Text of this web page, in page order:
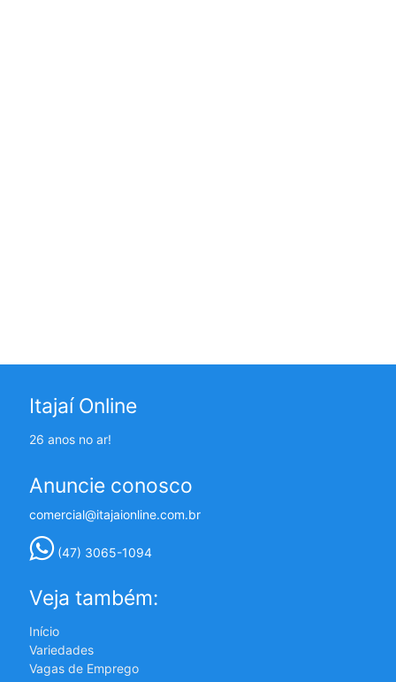
Itajaí Online
26 anos no ar!
Anuncie conosco
comercial@itajaionline.com.br
(47) 3065-1094
Veja também:
Início
Variedades
Vagas de Emprego